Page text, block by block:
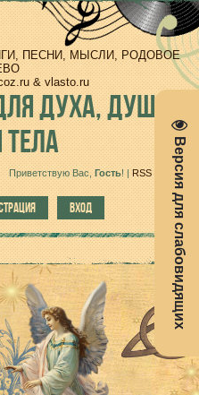
Версия для слабовидящих
ПЕСНИ, МЫСЛИ, РОДОВОЕ
& vlasto.ru
ДУХА, ДУШИ,
Приветствую Вас Гость! | RSS
ВХОД